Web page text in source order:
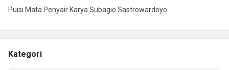
Puisi Mata Penyair Karya Subagio Sastrowardoyo
Kategori